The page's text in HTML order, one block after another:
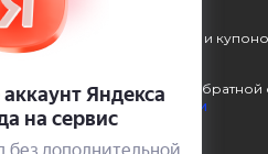
на рассылку наших акций и
вопрос через форму обратной
информации